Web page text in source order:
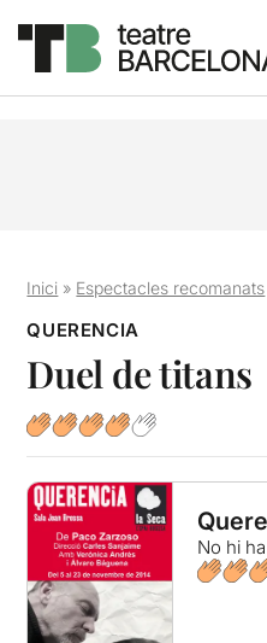
Inici » Espectacles recomanats
QUERENCIA
Duel de titans
No hi